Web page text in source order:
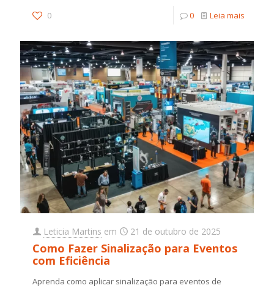
0 0 Leia mais
Leticia Martins em 21 de outubro de 2025
Como Fazer Sinalização para Eventos
com Eficiência
Aprenda como aplicar sinalização para eventos de